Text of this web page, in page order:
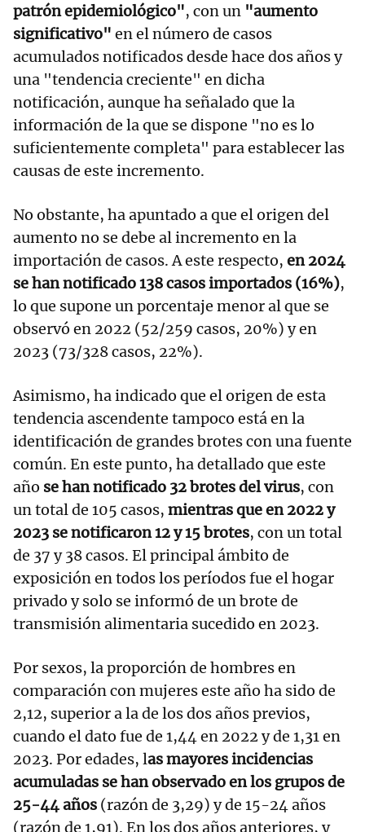
patrón epidemiológico", con un "aumento
significativo" en el número de casos
acumulados notificados desde hace dos años y
una "tendencia creciente" en dicha
notificación, aunque ha señalado que la
información de la que se dispone "no es lo
suficientemente completa" para establecer las
causas de este incremento.
No obstante, ha apuntado a que el origen del
aumento no se debe al incremento en la
importación de casos. A este respecto, en 2024
se han notificado 138 casos importados (16%),
lo que supone un porcentaje menor al que se
observó en 2022 (52/259 casos, 20%) y en
2023 (73/328 casos, 22%).
Asimismo, ha indicado que el origen de esta
tendencia ascendente tampoco está en la
identificación de grandes brotes con una fuente
común. En este punto, ha detallado que este
año se han notificado 32 brotes del virus, con
un total de 105 casos, mientras que en 2022 y
2023 se notificaron 12 y 15 brotes, con un total
de 37 y 38 casos. El principal ámbito de
exposición en todos los períodos fue el hogar
privado y solo se informó de un brote de
transmisión alimentaria sucedido en 2023.
Por sexos, la proporción de hombres en
comparación con mujeres este año ha sido de
2,12, superior a la de los dos años previos,
cuando el dato fue de 1,44 en 2022 y de 1,31 en
2023. Por edades, las mayores incidencias
acumuladas se han observado en los grupos de
25-44 años (razón de 3,29) y de 15-24 años
(razón de 1,91). En los dos años anteriores, y